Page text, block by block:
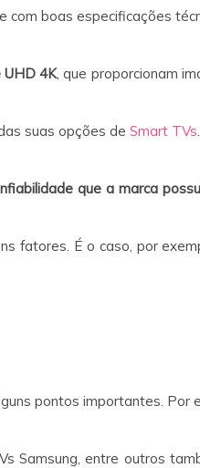
boas especificações
UHD 4K, que proporcionam
suas opções deSmart TVs
que a marca
fatores. É o caso, por
pontos importantes. Por
Samsung, entre outros